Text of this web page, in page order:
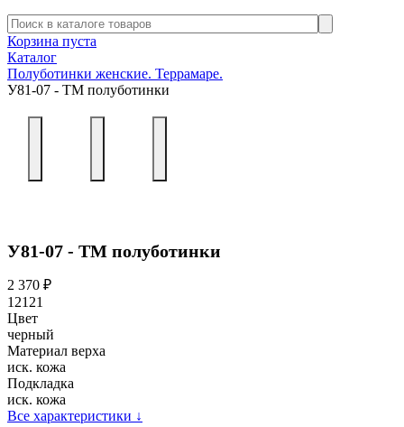
Корзина пуста
Каталог
Полуботинки женские. Террамаре.
У81-07 - ТМ полуботинки
У81-07 - ТМ полуботинки
2 370 ₽
12121
Цвет
черный
Материал верха
иск. кожа
Подкладка
иск. кожа
Все характеристики ↓